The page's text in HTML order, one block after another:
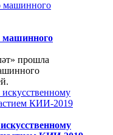
машинного
прошла